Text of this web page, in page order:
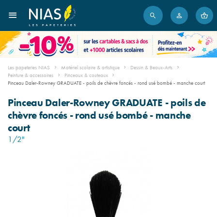
Les papeteries NIAS Matériel scolaire & artistique
Dessin & Beaux-Arts
Peinture & accessoires
Pinceaux & couteaux
Pinceau Daler-Rowney GRADUATE - poils de chèvre foncés - rond usé bombé - manche court
Pinceau Daler-Rowney GRADUATE - poils de
chèvre foncés - rond usé bombé - manche
court
1/2"